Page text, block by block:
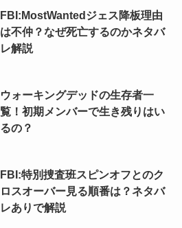
FBI:MostWantedジェス降板理由
は不仲？なぜ死亡するのかネタバ
レ解説
ウォーキングデッドの生存者一
覧！初期メンバーで生き残りはい
るの？
FBI:特別捜査班スピンオフとのク
ロスオーバー見る順番は？ネタバ
レありで解説